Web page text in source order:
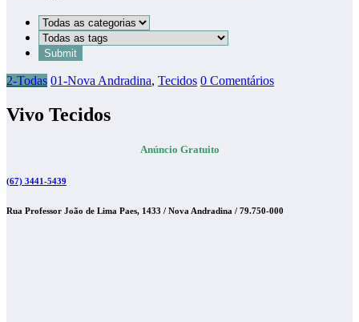
2-Todas 01-Nova Andradina, Tecidos 0 Comentários
Vivo Tecidos
Anúncio Gratuito
(67) 3441-5439
Rua Professor João de Lima Paes, 1433 / Nova Andradina / 79.750-000